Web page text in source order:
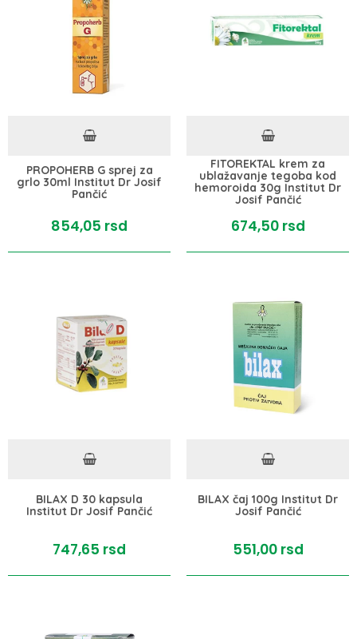
PROPOHERB G sprej za
grlo 30ml Institut Dr Josif
Pančić
854,05 rsd
FITOREKTAL krem za
ublažavanje tegoba kod
hemoroida 30g Institut Dr
Josif Pančić
674,50 rsd
BILAX D 30 kapsula
Institut Dr Josif Pančić
747,65 rsd
BILAX čaj 100g Institut Dr
Josif Pančić
551,00 rsd